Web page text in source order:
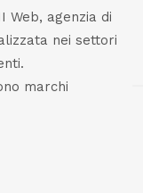
Web, agenzia di
nei settori
marchi